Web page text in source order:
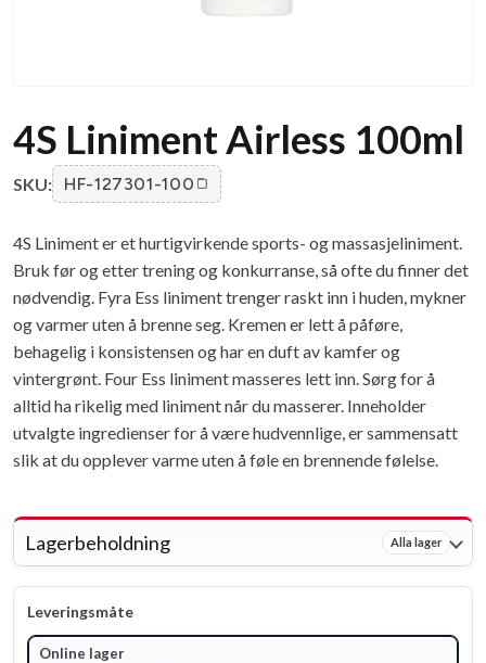
4S Liniment Airless 100ml
SKU: HF-127301-100
4S Liniment er et hurtigvirkende sports- og massasjeliniment.
Bruk før og etter trening og konkurranse, så ofte du finner det
nødvendig. Fyra Ess liniment trenger raskt inn i huden, mykner
og varmer uten å brenne seg. Kremen er lett å påføre,
behagelig i konsistensen og har en duft av kamfer og
vintergrønt. Four Ess liniment masseres lett inn. Sørg for å
alltid ha rikelig med liniment når du masserer. Inneholder
utvalgte ingredienser for å være hudvennlige, er sammensatt
slik at du opplever varme uten å føle en brennende følelse.
Lagerbeholdning Alla lager
Leveringsmåte
Online lager